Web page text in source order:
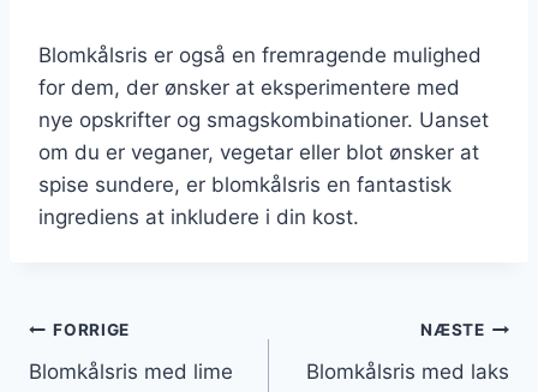
Blomkålsris er også en fremragende mulighed
for dem, der ønsker at eksperimentere med
nye opskrifter og smagskombinationer. Uanset
om du er veganer, vegetar eller blot ønsker at
spise sundere, er blomkålsris en fantastisk
ingrediens at inkludere i din kost.
Indlægsnavigation
FORRIGE
Blomkålsris med lime
NÆSTE
Blomkålsris med laks